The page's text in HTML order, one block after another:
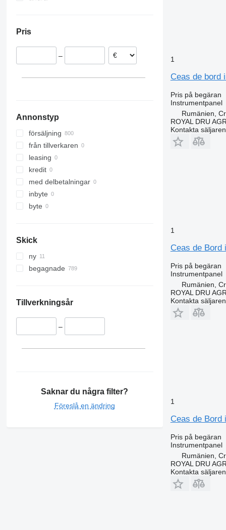
Vito
XC Polen
Portugal
Pris
–
Annonstyp
försäljning
från tillverkaren
leasing
kredit
med delbetalningar
inbyte
byte
Skick
ny
begagnade
Tillverkningsår
–
Saknar du några filter?
Föreslå en ändring
1
Ceas de bord
Pris på begäran
Instrumentpanel
Rumänien,
ROYAL DRU
Kontakta säljaren
1
Ceas de Bord
Pris på begäran
Instrumentpanel
Rumänien,
ROYAL DRU
Kontakta säljaren
1
Ceas de Bord
Pris på begäran
Instrumentpanel
Rumänien,
ROYAL DRU
Kontakta säljaren